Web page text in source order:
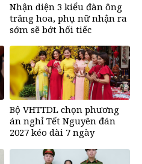
Nhận diện 3 kiểu đàn ông
trăng hoa, phụ nữ nhận ra
sớm sẽ bớt hối tiếc
Bộ VHTTDL chọn phương
án nghỉ Tết Nguyên đán
2027 kéo dài 7 ngày